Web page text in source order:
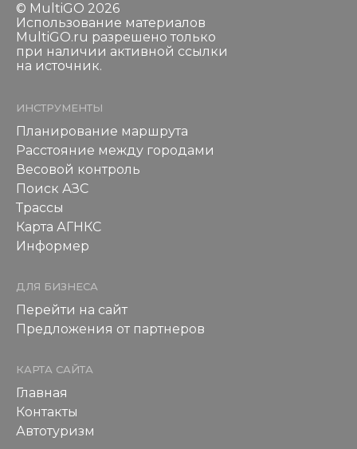
© MultiGO 2026
Использование материалов
MultiGO.ru разрешено только
при наличии активной ссылки
на источник.
ИНСТРУМЕНТЫ
Планирование маршрута
Расстояние между городами
Весовой контроль
Поиск АЗС
Трассы
Карта АГНКС
Информер
ДЛЯ БИЗНЕСА
Перейти на сайт
Предложения от партнеров
КАРТА САЙТА
Главная
Контакты
Автотуризм